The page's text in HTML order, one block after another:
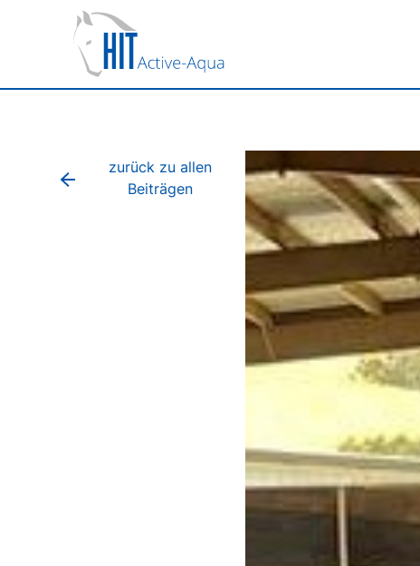
zurück zu allen
Beiträgen